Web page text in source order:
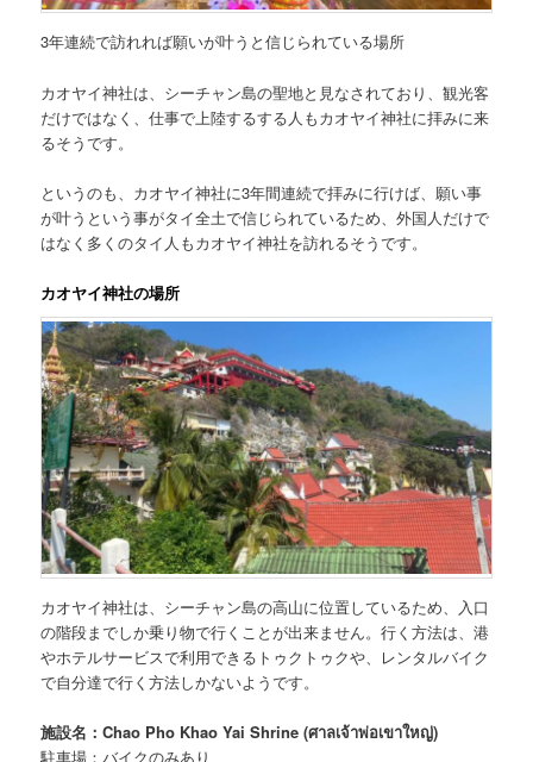
3年連続で訪れれば願いが叶うと信じられている場所
カオヤイ神社は、シーチャン島の聖地と見なされており、観光客
だけではなく、仕事で上陸するする人もカオヤイ神社に拝みに来
るそうです。
というのも、カオヤイ神社に3年間連続で拝みに行けば、願い事
が叶う という事がタイ全土で信じられているため、外国人だけで
はなく多くのタイ人もカオヤイ神社を訪れるそうです。
カオヤイ神社の場所
カオヤイ神社は、シーチャン島の高山に位置しているため、入口
の階段までしか乗り物で行くことが出来ません。行く方法は、港
やホテルサービスで利用できるトゥクトゥクや、レンタルバイク
で自分達で行く方法しかないようです。
施設名：Chao Pho Khao Yai Shrine (ศาลเจ้าพ่อเขาใหญ่)
駐車場：バイクのみあり